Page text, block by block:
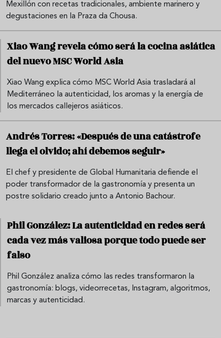
Mexillón con recetas tradicionales, ambiente marinero y
degustaciones en la Praza da Chousa.
Xiao Wang revela cómo será la cocina asiática
del nuevo MSC World Asia
Xiao Wang explica cómo MSC World Asia trasladará al
Mediterráneo la autenticidad, los aromas y la energía de
los mercados callejeros asiáticos.
Andrés Torres: «Después de una catástrofe
llega el olvido; ahí debemos seguir»
El chef y presidente de Global Humanitaria defiende el
poder transformador de la gastronomía y presenta un
postre solidario creado junto a Antonio Bachour.
Phil González: La autenticidad en redes será
cada vez más valiosa porque todo puede ser
falso
Phil González analiza cómo las redes transformaron la
gastronomía: blogs, videorrecetas, Instagram, algoritmos,
marcas y autenticidad.